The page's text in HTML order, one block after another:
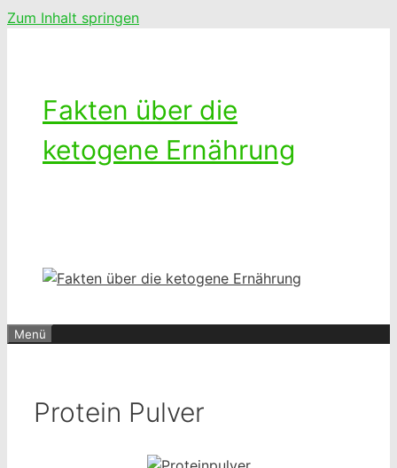
Zum Inhalt springen
Fakten über die
ketogene Ernährung
Menü
Protein Pulver